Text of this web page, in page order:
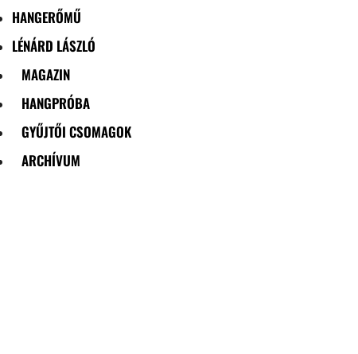
HANGERŐMŰ
LÉNÁRD LÁSZLÓ
MAGAZIN
HANGPRÓBA
GYŰJTŐI CSOMAGOK
ARCHÍVUM